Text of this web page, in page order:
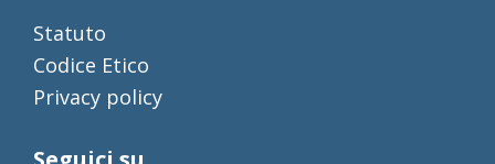
Statuto
Codice Etico
Privacy policy